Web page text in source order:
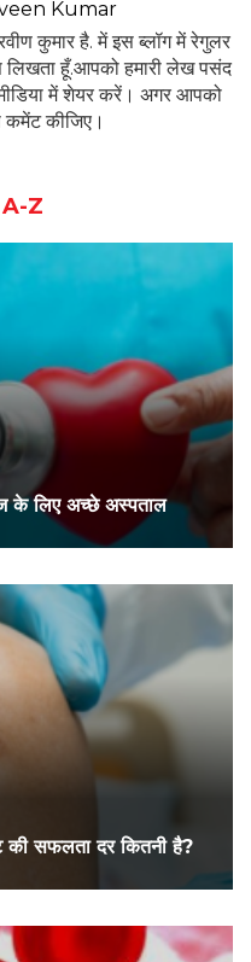
Kumar
कुमार है. में इस ब्लॉग में रेगुलर
लिखता हूँ.आपको हमारी लेख पसंद
में शेयर करें। अगर आपको
कमेंट कीजिए।
A-Z
के लिए अच्छे अस्पताल
की सफलता दर कितनी है?